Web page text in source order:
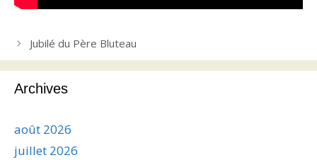
Jubilé du Père Bluteau
Archives
août 2026
juillet 2026